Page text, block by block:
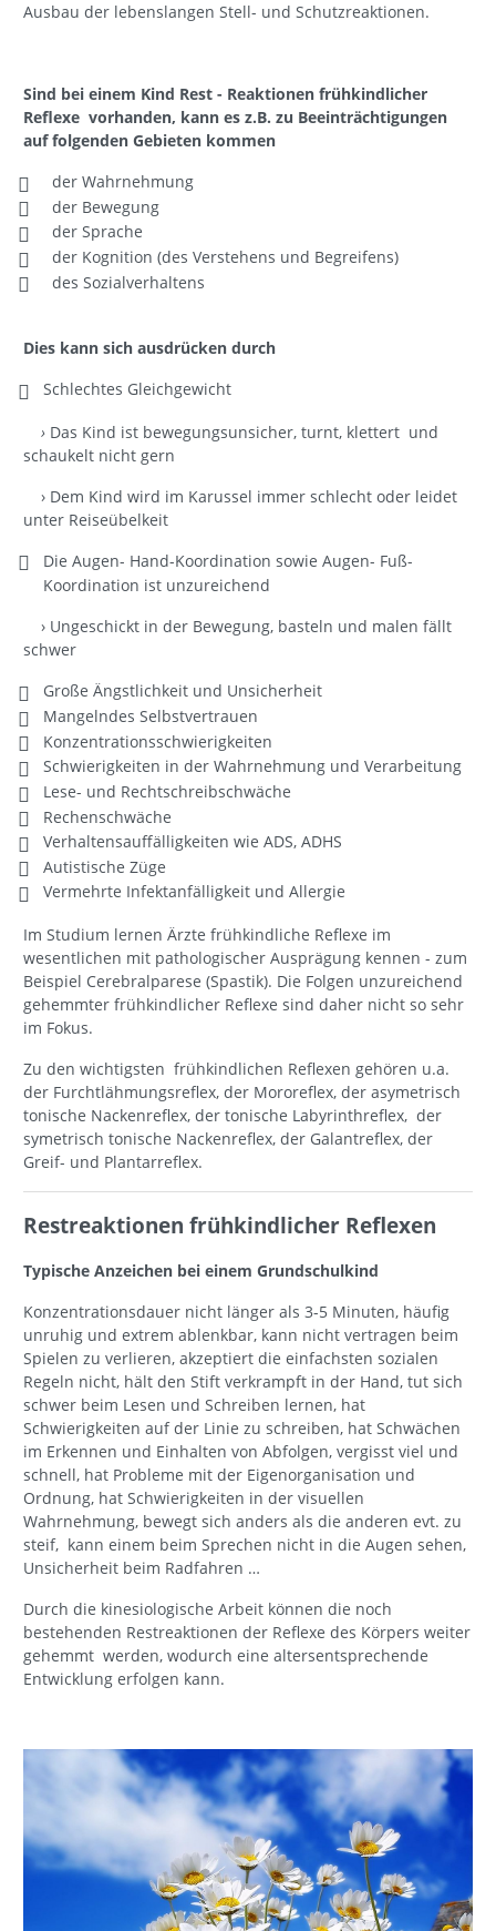
Ausbau der lebenslangen Stell- und Schutzreaktionen.
Sind bei einem Kind Rest - Reaktionen frühkindlicher
Reflexe vorhanden, kann es z.B. zu Beeinträchtigungen
auf folgenden Gebieten kommen
der Wahrnehmung
der Bewegung
der Sprache
der Kognition (des Verstehens und Begreifens)
des Sozialverhaltens
Dies kann sich ausdrücken durch
Schlechtes Gleichgewicht
› Das Kind ist bewegungsunsicher, turnt, klettert und
schaukelt nicht gern
› Dem Kind wird im Karussel immer schlecht oder leidet
unter Reiseübelkeit
Die Augen- Hand-Koordination sowie Augen- Fuß-
Koordination ist unzureichend
› Ungeschickt in der Bewegung, basteln und malen fällt
schwer
Große Ängstlichkeit und Unsicherheit
Mangelndes Selbstvertrauen
Konzentrationsschwierigkeiten
Schwierigkeiten in der Wahrnehmung und Verarbeitung
Lese- und Rechtschreibschwäche
Rechenschwäche
Verhaltensauffälligkeiten wie ADS, ADHS
Autistische Züge
Vermehrte Infektanfälligkeit und Allergie
Im Studium lernen Ärzte frühkindliche Reflexe im
wesentlichen mit pathologischer Ausprägung kennen - zum
Beispiel Cerebralparese (Spastik). Die Folgen unzureichend
gehemmter frühkindlicher Reflexe sind daher nicht so sehr
im Fokus.
Zu den wichtigsten frühkindlichen Reflexen gehören u.a.
der Furchtlähmungsreflex, der Mororeflex, der asymetrisch
tonische Nackenreflex, der tonische Labyrinthreflex, der
symetrisch tonische Nackenreflex, der Galantreflex, der
Greif- und Plantarreflex.
Restreaktionen frühkindlicher Reflexen
Typische Anzeichen bei einem Grundschulkind
Konzentrationsdauer nicht länger als 3-5 Minuten, häufig
unruhig und extrem ablenkbar, kann nicht vertragen beim
Spielen zu verlieren, akzeptiert die einfachsten sozialen
Regeln nicht, hält den Stift verkrampft in der Hand, tut sich
schwer beim Lesen und Schreiben lernen, hat
Schwierigkeiten auf der Linie zu schreiben, hat Schwächen
im Erkennen und Einhalten von Abfolgen, vergisst viel und
schnell, hat Probleme mit der Eigenorganisation und
Ordnung, hat Schwierigkeiten in der visuellen
Wahrnehmung, bewegt sich anders als die anderen evt. zu
steif, kann einem beim Sprechen nicht in die Augen sehen,
Unsicherheit beim Radfahren …
Durch die kinesiologische Arbeit können die noch
bestehenden Restreaktionen der Reflexe des Körpers weiter
gehemmt werden, wodurch eine altersentsprechende
Entwicklung erfolgen kann.